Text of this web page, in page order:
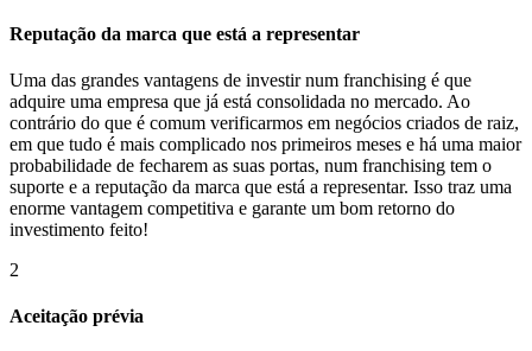
Reputação da marca que está a representar
Uma das grandes vantagens de investir num franchising é que
adquire uma empresa que já está consolidada no mercado. Ao
contrário do que é comum verificarmos em negócios criados de raiz,
em que tudo é mais complicado nos primeiros meses e há uma maior
probabilidade de fecharem as suas portas, num franchising tem o
suporte e a reputação da marca que está a representar. Isso traz uma
enorme vantagem competitiva e garante um bom retorno do
investimento feito!
2
Aceitação prévia